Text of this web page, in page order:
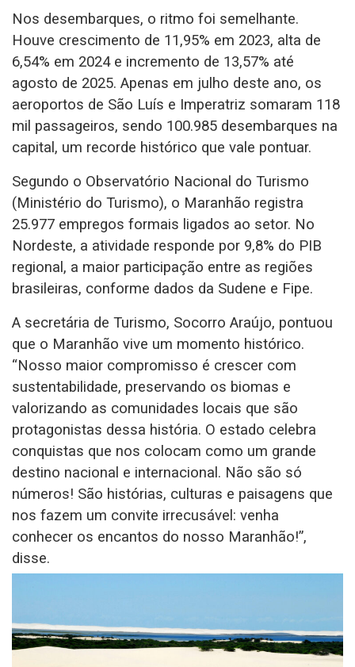
Nos desembarques, o ritmo foi semelhante.
Houve crescimento de 11,95% em 2023, alta de
6,54% em 2024 e incremento de 13,57% até
agosto de 2025. Apenas em julho deste ano, os
aeroportos de São Luís e Imperatriz somaram 118
mil passageiros, sendo 100.985 desembarques na
capital, um recorde histórico que vale pontuar.
Segundo o Observatório Nacional do Turismo
(Ministério do Turismo), o Maranhão registra
25.977 empregos formais ligados ao setor. No
Nordeste, a atividade responde por 9,8% do PIB
regional, a maior participação entre as regiões
brasileiras, conforme dados da Sudene e Fipe.
A secretária de Turismo, Socorro Araújo, pontuou
que o Maranhão vive um momento histórico.
“Nosso maior compromisso é crescer com
sustentabilidade, preservando os biomas e
valorizando as comunidades locais que são
protagonistas dessa história. O estado celebra
conquistas que nos colocam como um grande
destino nacional e internacional. Não são só
números! São histórias, culturas e paisagens que
nos fazem um convite irrecusável: venha
conhecer os encantos do nosso Maranhão!”,
disse.